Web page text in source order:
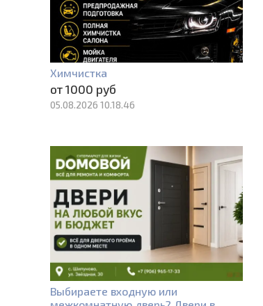
Химчистка
от 1000 руб
05.08.2026 10.18.46
Выбираете входную или